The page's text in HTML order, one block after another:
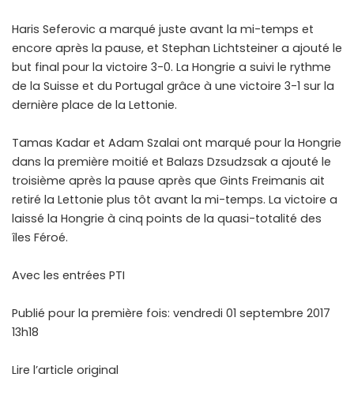
Haris Seferovic a marqué juste avant la mi-temps et
encore après la pause, et Stephan Lichtsteiner a ajouté le
but final pour la victoire 3-0. La Hongrie a suivi le rythme
de la Suisse et du Portugal grâce à une victoire 3-1 sur la
dernière place de la Lettonie.
Tamas Kadar et Adam Szalai ont marqué pour la Hongrie
dans la première moitié et Balazs Dzsudzsak a ajouté le
troisième après la pause après que Gints Freimanis ait
retiré la Lettonie plus tôt avant la mi-temps. La victoire a
laissé la Hongrie à cinq points de la quasi-totalité des
îles Féroé.
Avec les entrées PTI
Publié pour la première fois: vendredi 01 septembre 2017
13h18
Lire l’article original